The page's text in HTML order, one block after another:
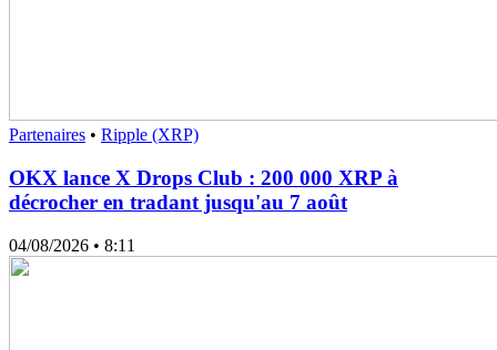
Partenaires • Ripple (XRP)
OKX lance X Drops Club : 200 000 XRP à
décrocher en tradant jusqu'au 7 août
04/08/2026 • 8:11